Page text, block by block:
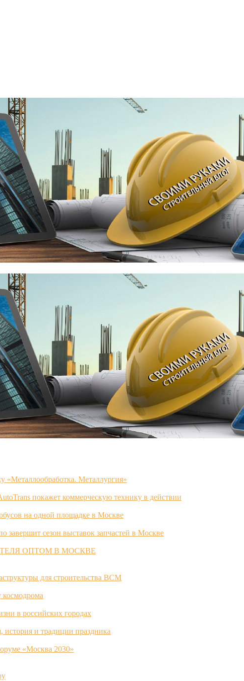
«Металлообработка. Металлургия»
покажет коммерческую технику в действии
на одной площадке в Москве
сезон выставок запчастей в Москве
ОПТОМ В МОСКВЕ
для строительства ВСМ
космодрома
в российских городах
история и традиции праздника
«Москва 2030»